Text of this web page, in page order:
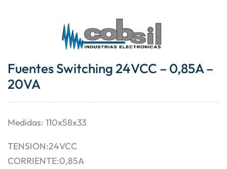
Fuentes Switching 24VCC – 0,85A –
20VA
Medidas: 110x58x33
TENSION:24VCC
CORRIENTE:0,85A